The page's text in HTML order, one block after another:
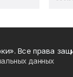
Все права
данных